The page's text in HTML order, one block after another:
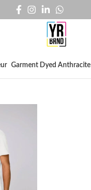
Garment Dyed Anthracite